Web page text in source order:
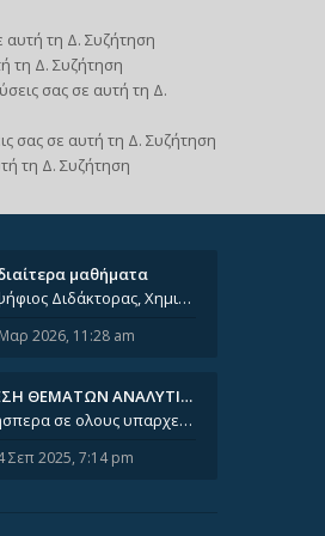
τη Δ. Συζήτηση
τη Δ. Συζήτηση
σας σε αυτή τη Δ.
σας σε αυτή τη Δ. Συζήτηση
τη Δ. Συζήτηση
μαθήματα
Υποψήφιος Διδάκτορας, Χημικός Μηχανικός ΕΜΠ Παραδίδω ιδιαίτερα μαθήματα μέσης και ανώτατης εκπαίδευσης σε θετικές και τε
2026, 11:28 am
ΕΥΡΕΣΗ ΘΕΜΑΤΩΝ ΑΝΑΛΥΤΙΚΗΣ 202…
Καλησπερα σε ολους υπαρχει κανεις με θεματα απο τις εξετασεις του ιουνιου και σεπτεμβρίου για την αναλυτικη χημεια
Σεπ 2025, 7:14 pm